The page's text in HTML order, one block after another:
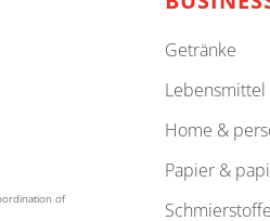
of
getränke
lebensmittel
home &
papier &